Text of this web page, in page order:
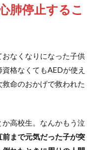
肺停止するこ
なくなりになった子供
格なくてもAEDが使え
命のおかげで救われた
高校生。なんかもう泣
前まで元気だった子が突